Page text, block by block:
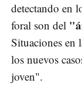
detectando en
foral son del
Situaciones en
los nuevos
joven".